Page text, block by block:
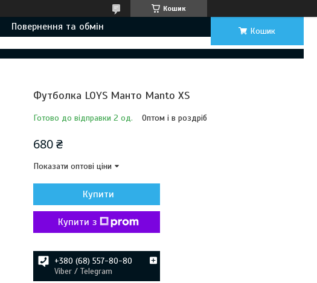
Кошик
Повернення та обмін Кошик
Футболка LOYS Манто Manto XS
Готово до відправки 2 од. Оптом і в роздріб
680 ₴
Показати оптові ціни
Купити
Купити з
+380 (68) 557-80-80
Viber / Telegram